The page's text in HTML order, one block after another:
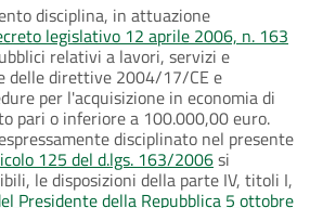
disciplina, in attuazione
legislativo 12 aprile 2006, n. 163
relativi a lavori, servizi e
delle direttive 2004/17/CE e
per l'acquisizione in economia di
pari o inferiore a 100.000,00 euro.
disciplinato nel presente
125 del d.lgs. 163/2006si
le disposizioni della parte IV, titoli I,
Presidente della Repubblica 5 ottobre